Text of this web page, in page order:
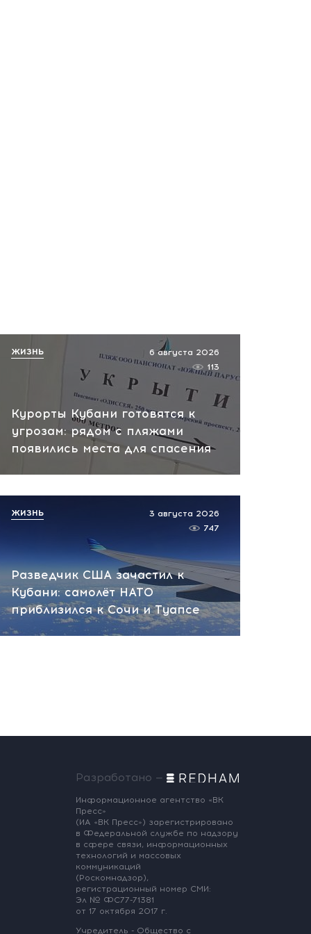
вчера, 12:30
Курорты Кубани готовятся к
угрозам: рядом с пляжами
появились места для спасения
6 августа 2026
113
ЖИЗНЬ
Разведчик США зачастил к
Кубани: самолёт НАТО
приблизился к Сочи и Туапсе
3 августа 2026
747
ЖИЗНЬ
Разработано —
Информационное агентство «ВК
Пресс»
(ИА «ВК Пресс») зарегистрировано
в Федеральной службе по надзору
в сфере связи, информационных
технологий и массовых
коммуникаций
(Роскомнадзор),
регистрационный номер СМИ:
Эл № ФС77-71381
от 17 октября 2017 г.
Учредитель - Общество с